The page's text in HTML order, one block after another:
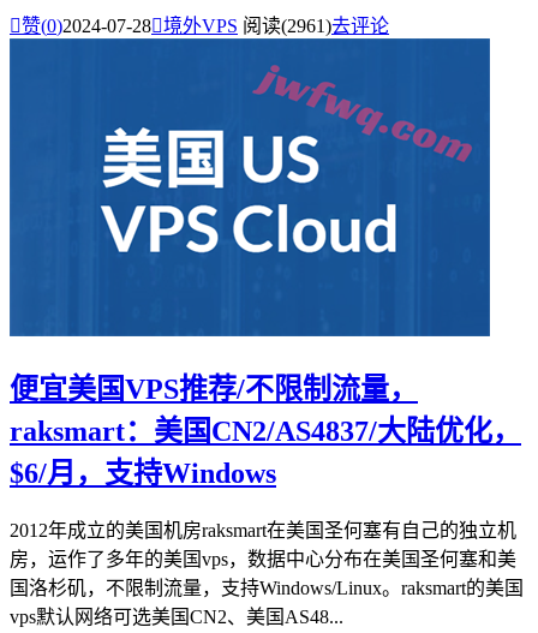
赞(0)2024-07-28境外VPS 阅读(2961)去评论
便宜美国VPS推荐/不限制流量，
raksmart：美国CN2/AS4837/大陆优化，
$6/月，支持Windows
2012年成立的美国机房raksmart在美国圣何塞有自己的独立机
房，运作了多年的美国vps，数据中心分布在美国圣何塞和美
国洛杉矶，不限制流量，支持Windows/Linux。raksmart的美国
vps默认网络可选美国CN2、美国AS48...